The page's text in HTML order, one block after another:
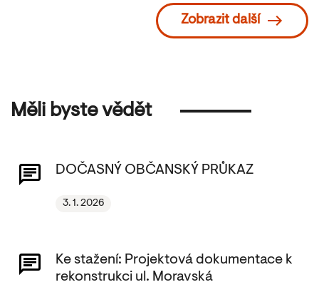
Zobrazit další
Měli byste vědět
DOČASNÝ OBČANSKÝ PRŮKAZ
3. 1. 2026
Ke stažení: Projektová dokumentace k
rekonstrukci ul. Moravská